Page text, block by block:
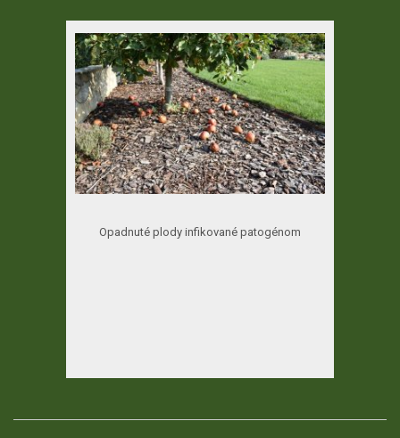
Opadnuté plody infikované patogénom